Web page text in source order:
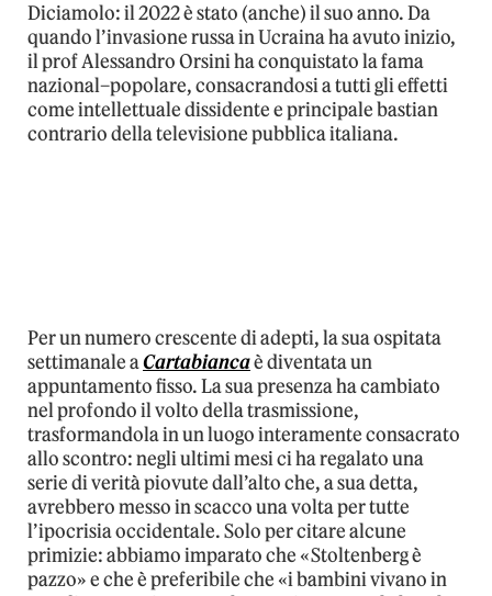
Diciamolo: il 2022 è stato (anche) il suo anno. Da
quando l’invasione russa in Ucraina ha avuto inizio,
il prof Alessandro Orsini ha conquistato la fama
nazional–popolare, consacrandosi a tutti gli effetti
come intellettuale dissidente e principale bastian
contrario della televisione pubblica italiana.
Per un numero crescente di adepti, la sua ospitata
settimanale aCartabiancaè diventata un
appuntamento fisso. La sua presenza ha cambiato
nel profondo il volto della trasmissione,
trasformandola in un luogo interamente consacrato
allo scontro: negli ultimi mesi ci ha regalato una
serie di verità piovute dall’alto che, a sua detta,
avrebbero messo in scacco una volta per tutte
l’ipocrisia occidentale. Solo per citare alcune
primizie: abbiamo imparato che «Stoltenberg è
pazzo» e che è preferibile che «i bambini vivano in